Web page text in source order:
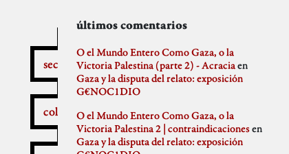
secciones
colaboradores
secciones
¿Qué pasa aquí?
Autobombo
archivos
febrero 2026
enero 2026
diciembre 2025
noviembre 2025
septiembre 2023
julio 2023
febrero 2023
autores
aitor
Anna Antselovich
Anti Ochoa
Archivo De Castro
claudia
Claudio Gallo
Daniel
últimos comentarios
O el Mundo Entero Como Gaza, o la
Victoria Palestina (parte 2) - Acracia en
Gaza y la disputa del relato: exposición
G€NOC1DIO
O el Mundo Entero Como Gaza, o la
Victoria Palestina 2 | contraindicacionesen
Gaza y la disputa del relato: exposición